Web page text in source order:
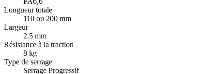
Longueur totale
110 ou 200 mm
Largeur
2.5 mm
Résistance à la traction
8 kg
Type de serrage
Serrage Progressif